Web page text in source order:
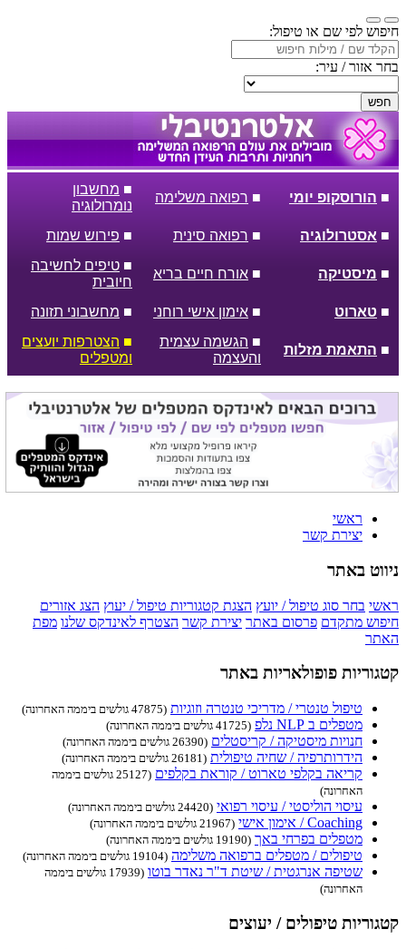
חיפוש לפי שם או טיפול:
בחר אזור / עיר:
חפש
■ הורוסקופ יומי ■ רפואה משלימה
■ מחשבון
נומרולוגיה
■ אסטרולוגיה ■ רפואה סינית ■ פירוש שמות
■ מיסטיקה ■ אורח חיים בריא
■ טיפים לחשיבה
חיובית
■ טארוט ■ אימון אישי רוחני ■ מחשבוני תזונה
■ התאמת מזלות
■ הגשמה עצמית
והעצמה
■ הצטרפות יועצים
ומטפלים
ראשי
יצירת קשר
ניווט באתר
ראשי בחר סוג טיפול / יועץ הצגת קטגוריות טיפול / יעוץ הצג אזורים
חיפוש מתקדם פרסום באתר יצירת קשר הצטרף לאינדקס שלנו מפת
האתר
קטגוריות פופולאריות באתר
טיפול טנטרי / מדריכי טנטרה וזוגיות (47875 גולשים ביממה האחרונה)
מטפלים ב NLP נלפ (41725 גולשים ביממה האחרונה)
חנויות מיסטיקה / קריסטלים (26390 גולשים ביממה האחרונה)
הידרותרפיה / שחיה טיפולית (26181 גולשים ביממה האחרונה)
קריאה בקלפי טארוט / קוראת בקלפים
(25127 גולשים ביממה
האחרונה)
עיסוי הוליסטי / עיסוי רפואי (24420 גולשים ביממה האחרונה)
Coaching / אימון אישי (21967 גולשים ביממה האחרונה)
מטפלים בפרחי באך (19190 גולשים ביממה האחרונה)
טיפולים / מטפלים ברפואה משלימה (19104 גולשים ביממה האחרונה)
שטיפה אנרגטית / שיטת ד"ר נאדר בוטו
(17939 גולשים ביממה
האחרונה)
קטגוריות טיפולים / יעוצים